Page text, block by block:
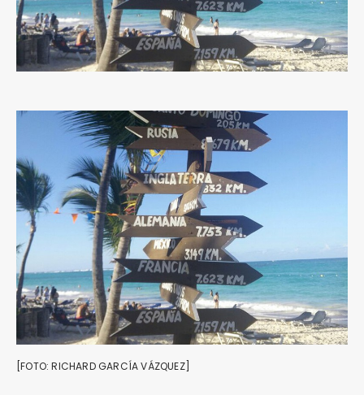
[FOTO: RICHARD GARCÍA VÁZQUEZ]